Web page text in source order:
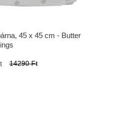
45 x 45 cm - Butter
14290 Ft